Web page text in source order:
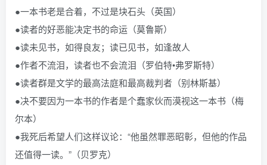
●一本书老是合着，不过是块石头（英国）
●读者的好恶能决定书的命运（莫鲁斯）
●读未见书，如得良友；读已见书，如逢故人
●作者不流泪，读者也不会流泪（罗伯特•弗罗斯特）
●读者群是文学的最高法庭和最高裁判者（别林斯基）
●决不要因为一本书的作者是个蠢家伙而漠视这一本书（梅
尔本）
●我死后希望人们这样议论：“他虽然罪恶昭彰，但他的作品
还值得一读。”（贝罗克）